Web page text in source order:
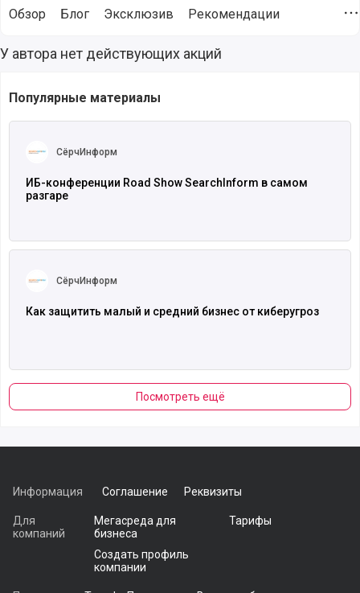
Обзор Блог Эксклюзив Рекомендации
Выгодные акции на продукты и сервисы от компании
У автора нет действующих акций
Популярные материалы
СёрчИнформ
ИБ-конференции Road Show SearchInform в самом
разгаре
СёрчИнформ
Как защитить малый и средний бизнес от киберугроз
Посмотреть ещё
Информация Соглашение Реквизиты
Для
компаний
Мегасреда для
бизнеса
Тарифы
Создать профиль
компании